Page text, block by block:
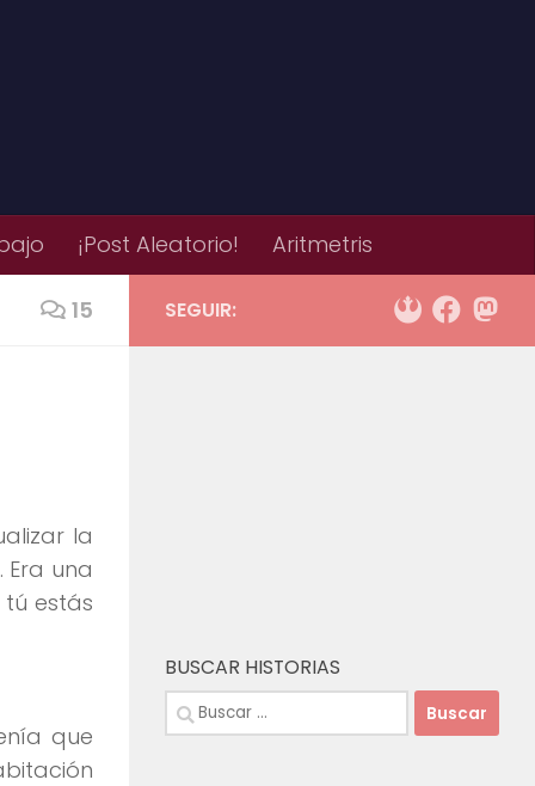
¡Post Aleatorio! Aritmetris
15
la
. Era una
estás
que
SEGUIR:
BUSCAR HISTORIAS
Buscar: